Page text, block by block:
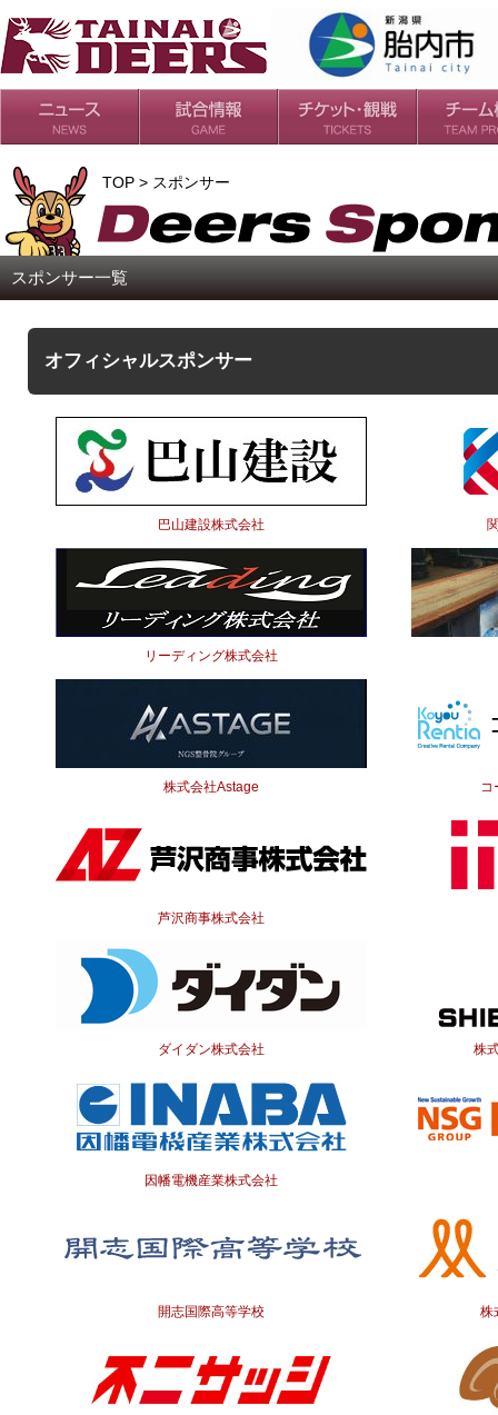
日程・結果
シーズンの流れ
TOP > スポンサー
スポンサー一覧
オフィシャルスポンサー
巴山建設株式会社
リーディング株式会社
株式会社Astage コ
芦沢商事株式会社
ダイダン株式会社 株
因幡電機産業株式会社
開志国際高等学校 株